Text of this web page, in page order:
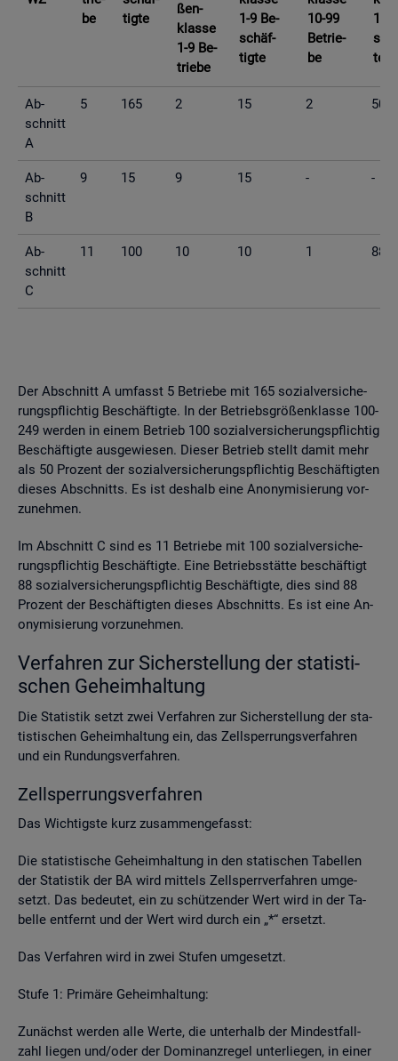
be
tig­te
ßen­
klas­se
1-9 Be­
trie­be
1-9 Be­
schäf­
tig­te
10-99
Be­trie­
be
10-
te
Ab­
schnitt
A
5 165 2 15 2 50
Ab­
schnitt
B
9 15 9 15 - -
Ab­
schnitt
C
11 100 10 10 1 88
Der Ab­schnitt A um­fasst 5 Be­trie­be mit 165 so­zi­al­ver­si­che­
rungs­pflich­tig Be­schäf­tig­te. In der Be­triebs­grö­ßen­klas­se 100-
249 wer­den in einem Be­trieb 100 so­zi­al­ver­si­che­rungs­pflich­tig
Be­schäf­tig­te aus­ge­wie­sen. Die­ser Be­trieb stellt damit mehr
als 50 Pro­zent der so­zi­al­ver­si­che­rungs­pflich­tig Be­schäf­tig­ten
die­ses Ab­schnitts. Es ist des­halb eine An­ony­mi­sie­rung vor­
zu­neh­men.
Im Ab­schnitt C sind es 11 Be­trie­be mit 100 so­zi­al­ver­si­che­
rungs­pflich­tig Be­schäf­tig­te. Eine Be­triebs­stät­te be­schäf­tigt
88 so­zi­al­ver­si­che­rungs­pflich­tig Be­schäf­tig­te, dies sind 88
Pro­zent der Be­schäf­tig­ten die­ses Ab­schnitts. Es ist eine An­
ony­mi­sie­rung vor­zu­neh­men.
Ver­fah­ren zur Si­cher­stel­lung der sta­tis­ti­
schen Ge­heim­hal­tung
Die Sta­tis­tik setzt zwei Ver­fah­ren zur Si­cher­stel­lung der sta­
tis­ti­schen Ge­heim­hal­tung ein, das Zell­sper­rungs­ver­fah­ren
und ein Run­dungs­ver­fah­ren.
Zell­sper­rungs­ver­fah­ren
Das Wich­tigs­te kurz zu­sam­men­ge­fasst:
Die sta­tis­ti­sche Ge­heim­hal­tung in den sta­ti­schen Ta­bel­len
der Sta­tis­tik der BA wird mit­tels Zell­sperr­ver­fah­ren um­ge­
setzt. Das be­deu­tet, ein zu schüt­zen­der Wert wird in der Ta­
bel­le ent­fernt und der Wert wird durch ein „*“ er­setzt.
Das Ver­fah­ren wird in zwei Stu­fen um­ge­setzt.
Stufe 1: Pri­mä­re Ge­heim­hal­tung:
Zu­nächst wer­den alle Werte, die un­ter­halb der Min­dest­fall­
zahl lie­gen und/oder der Do­mi­nanz­re­gel un­ter­lie­gen, in einer